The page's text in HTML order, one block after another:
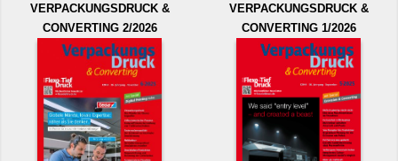
VERPACKUNGSDRUCK &
CONVERTING 2/2026
VERPACKUNGSDRUCK &
CONVERTING 1/2026